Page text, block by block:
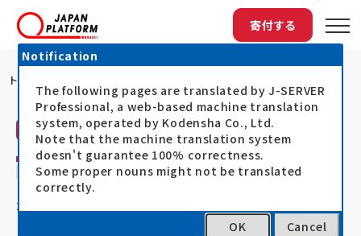
寄付する
トップ
活動レポート
JPF加盟NGOのガザ地区への支援
21.07.24
Notification
The following pages are translated by J-SERVER
Professional, a web-based machine translation
system, operated by Kodensha Co., Ltd.
Note that the machine translation system
doesn't guarantee 100% correctness.
Some proper nouns might not be translated
correctly.
OK Cancel